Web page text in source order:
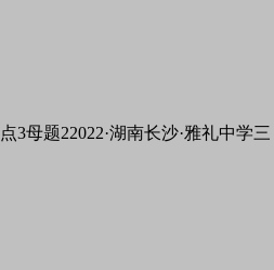
3母题22022·湖南长沙·雅礼中学三